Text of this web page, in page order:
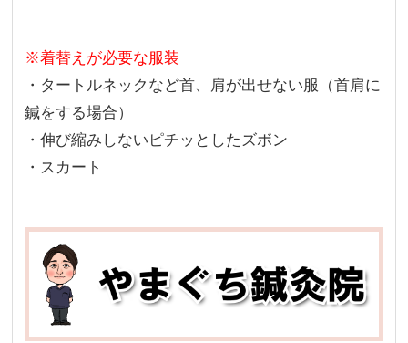
※着替えが必要な服装
・タートルネックなど首、肩が出せない服（首肩に
鍼をする場合）
・伸び縮みしないピチッとしたズボン
・スカート